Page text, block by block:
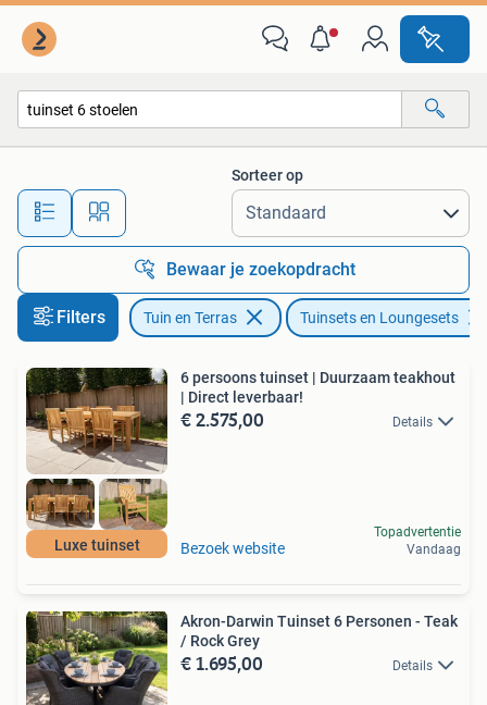
Alle afstanden…
Sorteer op
Bewaar je zoekopdracht
Filters Tuin en Terras Tuinsets en Loungesets
Luxe tuinset
6 persoons tuinset | Duurzaam teakhout
| Direct leverbaar!
€ 2.575,00 Details
Bezoek website
Topadvertentie
Vandaag
Akron-Darwin Tuinset 6 Personen - Teak
/ Rock Grey
€ 1.695,00 Details